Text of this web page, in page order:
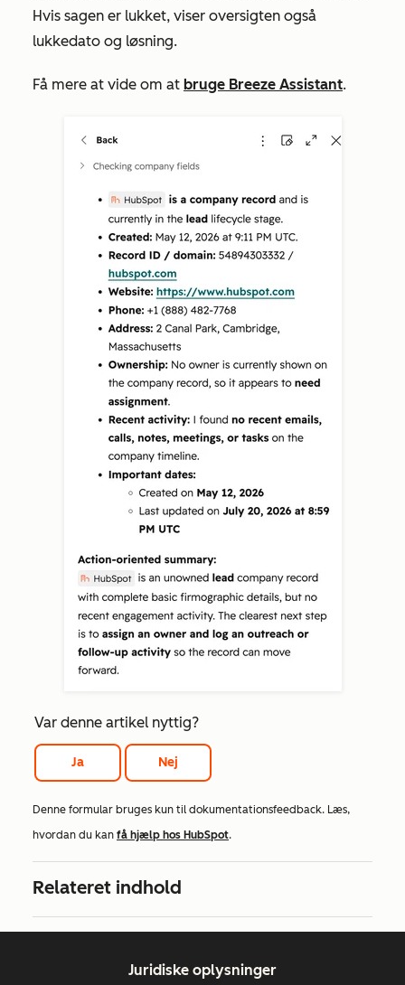
Hvis sagen er lukket, viser oversigten også
lukkedato og løsning.
Få mere at vide om at bruge Breeze Assistant.
Var denne artikel nyttig?
Ja Nej
Denne formular bruges kun til dokumentationsfeedback. Læs,
hvordan du kan få hjælp hos HubSpot.
Relateret indhold
Juridiske oplysninger